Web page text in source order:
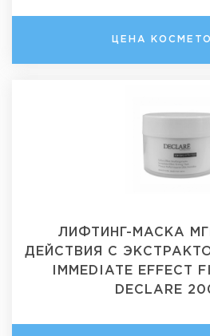
ЦЕНА
ЛИФТИНГ-МАСКА
ДЕЙСТВИЯ С
IMMEDIATE EFFECT
DECLARE